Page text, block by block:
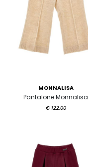
MONNALISA
Pantalone Monnalisa
€ 122.00